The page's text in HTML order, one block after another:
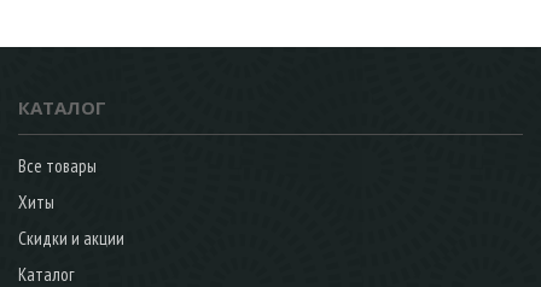
КАТАЛОГ
Все товары
Хиты
Скидки и акции
Каталог